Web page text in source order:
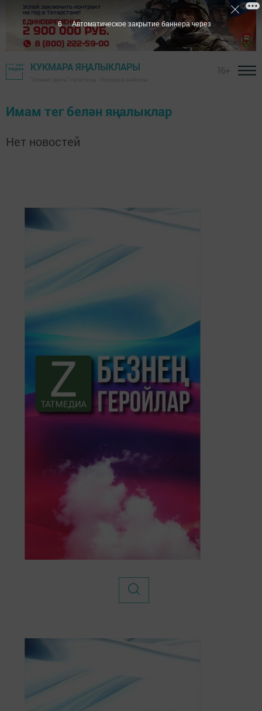
КУКМАРА ЯҢАЛЫКЛАРЫ
Имам тег белән яңалыклар
Нет новостей
6 Автоматическое закрытие баннера через